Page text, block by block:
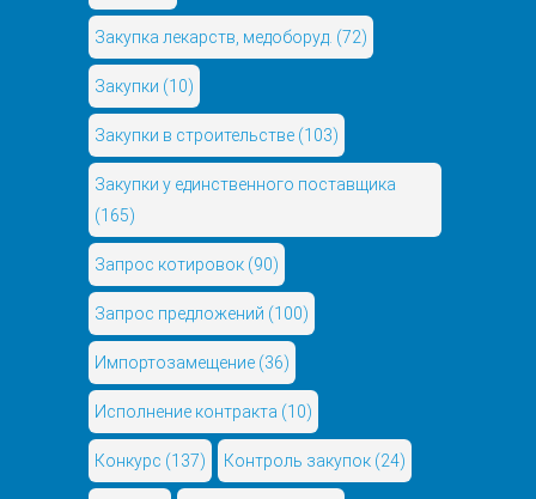
Закупка лекарств, медоборуд. (72)
Закупки (10)
Закупки в строительстве (103)
Закупки у единственного поставщика
(165)
Запрос котировок (90)
Запрос предложений (100)
Импортозамещение (36)
Исполнение контракта (10)
Конкурс (137) Контроль закупок (24)